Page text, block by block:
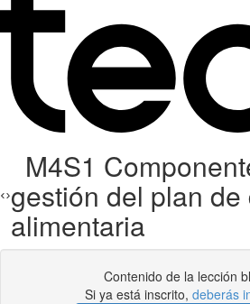
M4S1
gestión del plan de
alimentaria
Contenido de la lección
Si ya está inscrito, deberás